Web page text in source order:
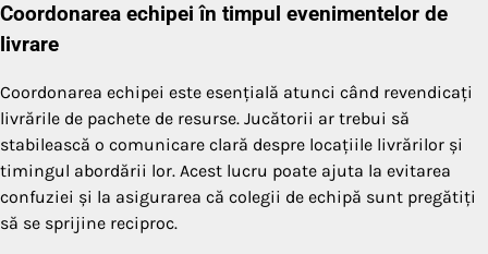
Coordonarea echipei în timpul evenimentelor de
livrare
Coordonarea echipei este esențială atunci când revendicați
livrările de pachete de resurse. Jucătorii ar trebui să
stabilească o comunicare clară despre locațiile livrărilor și
timingul abordării lor. Acest lucru poate ajuta la evitarea
confuziei și la asigurarea că colegii de echipă sunt pregătiți
să se sprijine reciproc.